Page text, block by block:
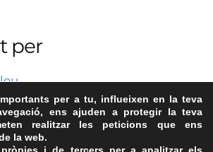
per
per a tu, influeixen en la teva
ens ajuden a protegir la teva
realitzar les peticions que ens
la web.